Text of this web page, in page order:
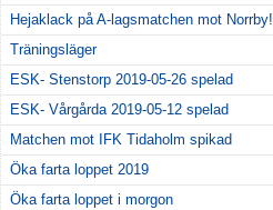
Hejaklack på A-lagsmatchen mot Norrby!
Träningsläger
ESK- Stenstorp 2019-05-26 spelad
ESK- Vårgårda 2019-05-12 spelad
Matchen mot IFK Tidaholm spikad
Öka farta loppet 2019
Öka farta loppet i morgon